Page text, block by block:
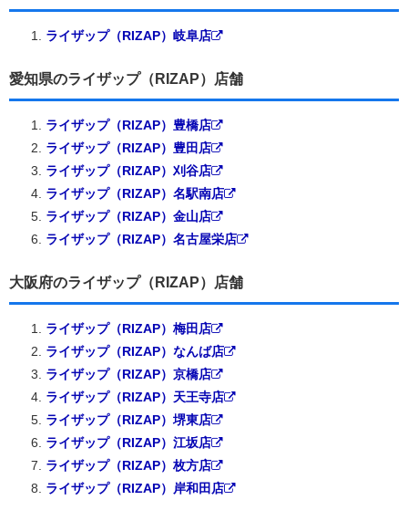
ライザップ（RIZAP）岐阜店
愛知県のライザップ（RIZAP）店舗
ライザップ（RIZAP）豊橋店
ライザップ（RIZAP）豊田店
ライザップ（RIZAP）刈谷店
ライザップ（RIZAP）名駅南店
ライザップ（RIZAP）金山店
ライザップ（RIZAP）名古屋栄店
大阪府のライザップ（RIZAP）店舗
ライザップ（RIZAP）梅田店
ライザップ（RIZAP）なんば店
ライザップ（RIZAP）京橋店
ライザップ（RIZAP）天王寺店
ライザップ（RIZAP）堺東店
ライザップ（RIZAP）江坂店
ライザップ（RIZAP）枚方店
ライザップ（RIZAP）岸和田店